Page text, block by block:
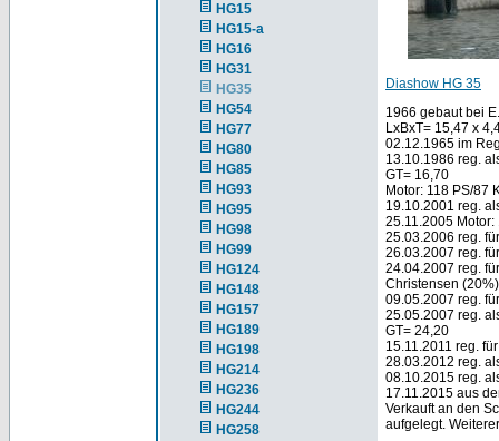
HG15
HG15-a
HG16
HG31
HG35
HG54
HG77
HG80
HG85
HG93
HG95
HG98
HG99
HG124
HG148
HG157
HG189
HG198
HG214
HG236
HG244
HG258
Diashow HG 35
1966 gebaut bei
LxBxT= 15,47 x
02.12.1965 im
13.10.1986 reg.
GT= 16,70
Motor: 118 PS/87
19.10.2001 reg.
25.11.2005 Motor:
25.03.2006 reg.
26.03.2007 reg.
24.04.2007 reg.
Christensen
09.05.2007 reg.
25.05.2007 reg.
GT= 24,20
15.11.2011 reg.
28.03.2012 reg.
08.10.2015 reg.
17.11.2015 aus
Verkauft an den
aufgelegt.